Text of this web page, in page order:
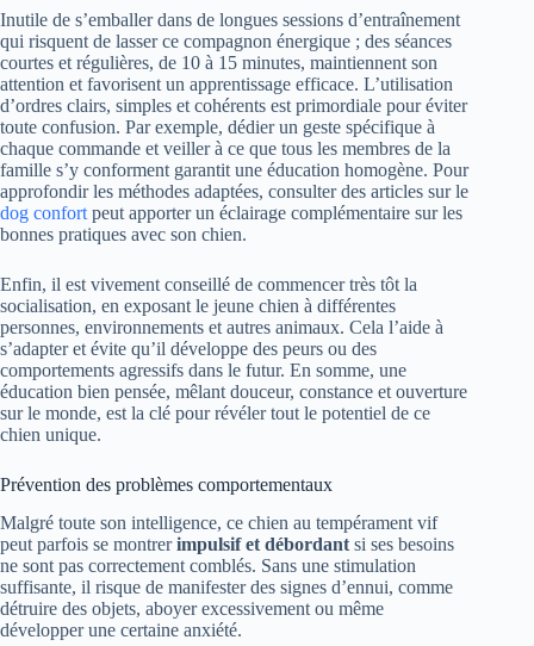
Inutile de s’emballer dans de longues sessions d’entraînement
qui risquent de lasser ce compagnon énergique ; des séances
courtes et régulières, de 10 à 15 minutes, maintiennent son
attention et favorisent un apprentissage efficace. L’utilisation
d’ordres clairs, simples et cohérents est primordiale pour éviter
toute confusion. Par exemple, dédier un geste spécifique à
chaque commande et veiller à ce que tous les membres de la
famille s’y conforment garantit une éducation homogène. Pour
approfondir les méthodes adaptées, consulter des articles sur le
dog confort peut apporter un éclairage complémentaire sur les
bonnes pratiques avec son chien.
Enfin, il est vivement conseillé de commencer très tôt la
socialisation, en exposant le jeune chien à différentes
personnes, environnements et autres animaux. Cela l’aide à
s’adapter et évite qu’il développe des peurs ou des
comportements agressifs dans le futur. En somme, une
éducation bien pensée, mêlant douceur, constance et ouverture
sur le monde, est la clé pour révéler tout le potentiel de ce
chien unique.
Prévention des problèmes comportementaux
Malgré toute son intelligence, ce chien au tempérament vif
peut parfois se montrerimpulsif et débordantsi ses besoins
ne sont pas correctement comblés. Sans une stimulation
suffisante, il risque de manifester des signes d’ennui, comme
détruire des objets, aboyer excessivement ou même
développer une certaine anxiété.